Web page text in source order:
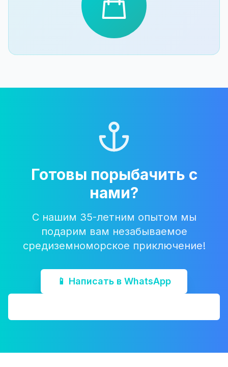
Готовы порыбачить с
нами?
С нашим 35-летним опытом мы
подарим вам незабываемое
средиземноморское приключение!
📱 Написать в WhatsApp